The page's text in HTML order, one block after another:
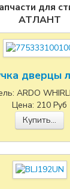
для
АТЛАНТ
дверцы
ARDO
Цена: 210 Руб
Купить...